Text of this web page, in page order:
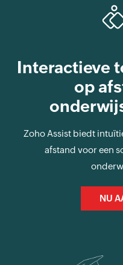
Interactieve
op
Zoho Assist biedt
afstand voor een
NU